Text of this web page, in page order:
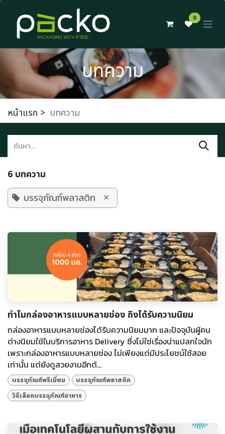
Skip to Content
0
บทความ
หน้าแรก > บทความ
6 บทความ
บรรจุภัณฑ์พลาสติก
×
ทำไมกล่องอาหารแบบหลายช่อง ถึงได้รับความนิยม
กล่องอาหารแบบหลายช่องได้รับความนิยมมาก และปัจจุบันผู้คน
ต่างนิยมใช้ในบริการอาหาร Delivery ซึ่งไม่ใช่เรื่องน่าแปลกใจนัก
เพราะกล่องอาหารแบบหลายช่อง ไม่เพียงแต่มีประโยชน์ใช้สอย
เท่านั้น แต่ยังดูสวยงามอีกด้...
บรรจุภัณฑ์พรีเมี่ยม
บรรจุภัณฑ์พลาสติก
วิธีเลือกบรรจุภัณฑ์อาหาร